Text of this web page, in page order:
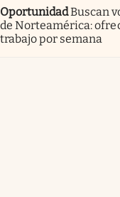
OportunidadBuscan
de Norteamérica:
trabajo por semana